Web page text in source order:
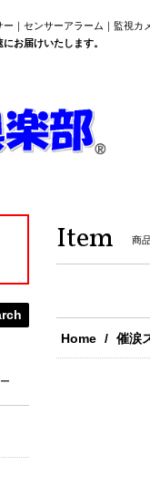
｜センサーアラーム｜監視
お届けいたします。
Item 商
Home 催涙